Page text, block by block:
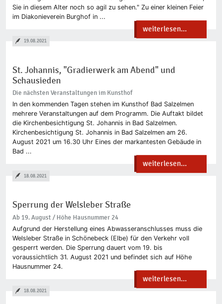
Sie in diesem Alter noch so agil zu sehen." Zu einer kleinen Feier
im Diakonieverein Burghof in ...
weiterlesen...
St. Johannis, "Gradierwerk am Abend" und
Schausieden
Die nächsten Veranstaltungen im Kunsthof
In den kommenden Tagen stehen im Kunsthof Bad Salzelmen
mehrere Veranstaltungen auf dem Programm. Die Auftakt bildet
die Kirchenbesichtigung St. Johannis in Bad Salzelmen.
Kirchenbesichtigung St. Johannis in Bad Salzelmen am 26.
August 2021 um 16.30 Uhr Eines der markantesten Gebäude in
Bad ...
weiterlesen...
19.08.2021
Sperrung der Welsleber Straße
Ab 19. August / Höhe Hausnummer 24
Aufgrund der Herstellung eines Abwasseranschlusses muss die
Welsleber Straße in Schönebeck (Elbe) für den Verkehr voll
gesperrt werden. Die Sperrung dauert vom 19. bis
voraussichtlich 31. August 2021 und befindet sich auf Höhe
Hausnummer 24.
weiterlesen...
18.08.2021
18.08.2021